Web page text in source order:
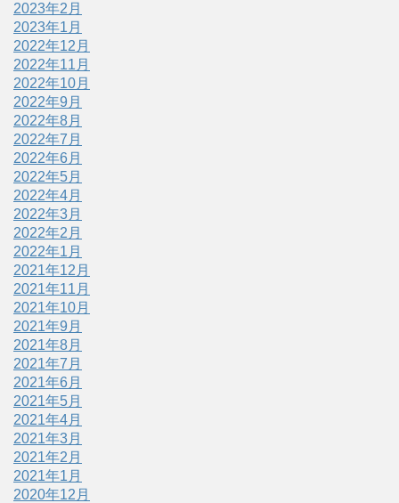
2023年2月
2023年1月
2022年12月
2022年11月
2022年10月
2022年9月
2022年8月
2022年7月
2022年6月
2022年5月
2022年4月
2022年3月
2022年2月
2022年1月
2021年12月
2021年11月
2021年10月
2021年9月
2021年8月
2021年7月
2021年6月
2021年5月
2021年4月
2021年3月
2021年2月
2021年1月
2020年12月